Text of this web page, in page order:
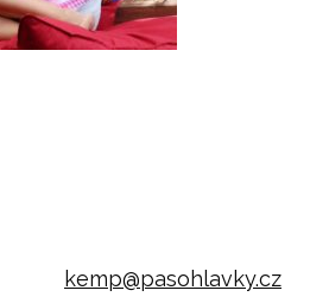
kemp@pasohlavky.cz